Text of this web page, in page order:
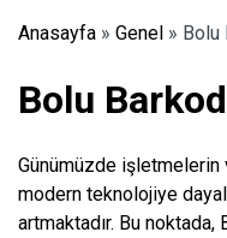
Anasayfa » Genel » Bolu
Bolu
Günümüzde işletmelerin
modern teknolojiye
artmaktadır. Bu noktada,